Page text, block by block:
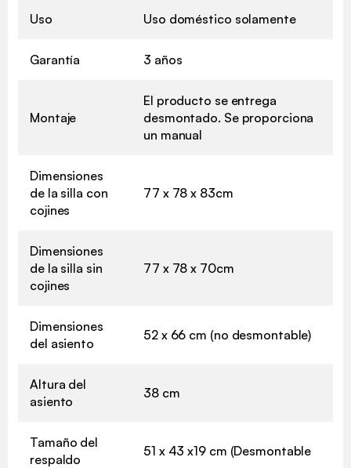
Uso Uso doméstico solamente
Garantía 3 años
Montaje
El producto se entrega
desmontado. Se proporciona
un manual
Dimensiones
de la silla con
cojines
77 x 78 x 83cm
Dimensiones
de la silla sin
cojines
77 x 78 x 70cm
Dimensiones
del asiento
52 x 66 cm (no desmontable)
Altura del
asiento
38 cm
Tamaño del
respaldo
51 x 43 x19 cm (Desmontable